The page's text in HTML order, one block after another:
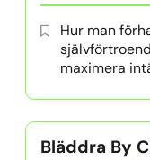
Hur man
maximera
Bläddra By